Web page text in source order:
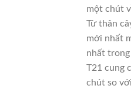
một chút
Từ thân
mới nhất
nhất trong
T21 cung
chút so